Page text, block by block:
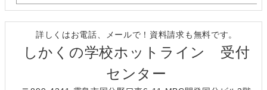
詳しくはお電話、メールで！資料請求も無料です。
しかくの学校ホットライン 受付
センター